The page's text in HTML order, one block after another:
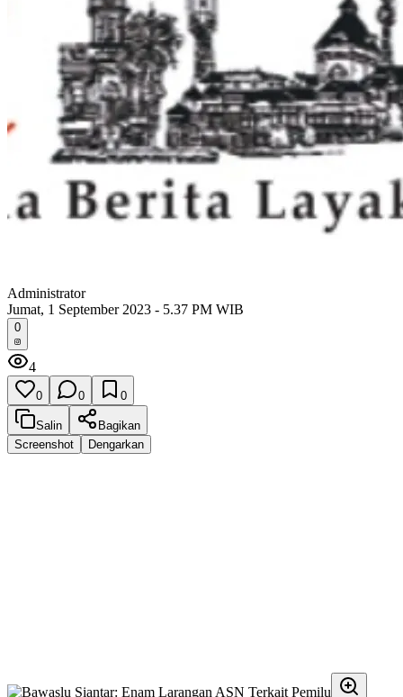
Administrator
Jumat, 1 September 2023 - 5.37 PM WIB
0
4
0 0 0
Salin
Bagikan
Screenshot
Dengarkan